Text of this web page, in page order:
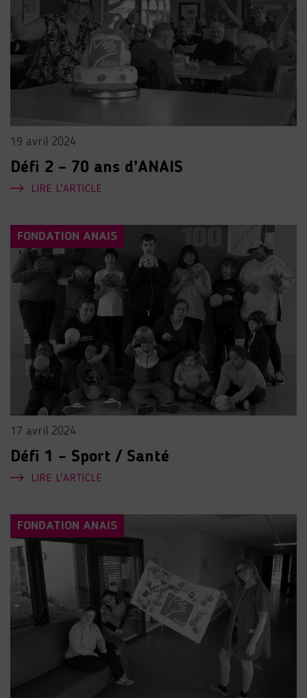
19 avril 2024
Défi 2 – 70 ans d’ANAIS
LIRE L'ARTICLE
FONDATION ANAIS
17 avril 2024
Défi 1 – Sport / Santé
LIRE L'ARTICLE
FONDATION ANAIS